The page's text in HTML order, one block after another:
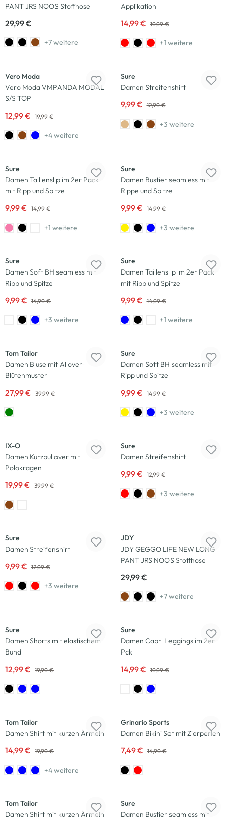
PANT JRS NOOS Stoffhose
29,99 €
+7 weitere
Applikation
14,99 € 19,99 €
+1 weitere
Vero Moda
Vero Moda VMPANDA MODAL
S/S TOP
12,99 € 19,99 €
+4 weitere
Sure
Damen Streifenshirt
9,99 € 12,99 €
+3 weitere
Sure
Damen Taillenslip im 2er Pack
mit Ripp und Spitze
9,99 € 14,99 €
+1 weitere
Sure
Damen Bustier seamless mit
Rippe und Spitze
9,99 € 14,99 €
+3 weitere
Sure
Damen Soft BH seamless mit
Ripp und Spitze
9,99 € 14,99 €
+3 weitere
Sure
Damen Taillenslip im 2er Pack
mit Ripp und Spitze
9,99 € 14,99 €
+1 weitere
Tom Tailor
Damen Bluse mit Allover-
Blütenmuster
27,99 € 39,99 €
Sure
Damen Soft BH seamless mit
Ripp und Spitze
9,99 € 14,99 €
+3 weitere
IX-O
Damen Kurzpullover mit
Polokragen
19,99 € 39,99 €
Sure
Damen Streifenshirt
9,99 € 12,99 €
+3 weitere
Sure
Damen Streifenshirt
9,99 € 12,99 €
+3 weitere
JDY
JDY GEGGO LIFE NEW LONG
PANT JRS NOOS Stoffhose
29,99 €
+7 weitere
Sure
Damen Shorts mit elastischem
Bund
12,99 € 19,99 €
Sure
Damen Capri Leggings im 2er
Pck
14,99 € 19,99 €
Tom Tailor
Damen Shirt mit kurzen Ärmeln
14,99 € 19,99 €
+4 weitere
Grinario Sports
Damen Bikini Set mit Zierperlen
7,49 € 14,99 €
Tom Tailor
Damen Shirt mit kurzen Ärmeln
Sure
Damen Bustier seamless mit